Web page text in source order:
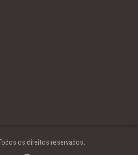
os direitos reservados.